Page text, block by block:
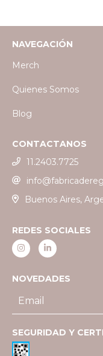
NAVEGACIÓN
Merch
Quienes Somos
Blog
CONTACTANOS
11.2403.7725
Buenos Aires,
REDES SOCIALES
NOVEDADES
SEGURIDAD Y